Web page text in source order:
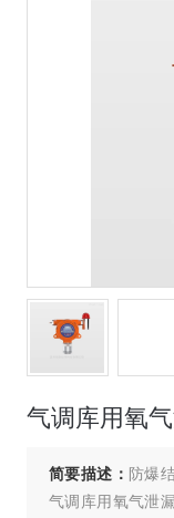
气调库用氧
简要描述： 防爆
气调库用氧气泄